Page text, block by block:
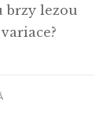
brzy lezou